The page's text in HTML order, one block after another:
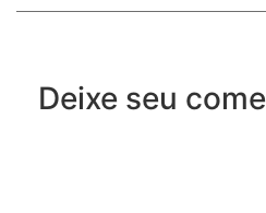
Deixe seu